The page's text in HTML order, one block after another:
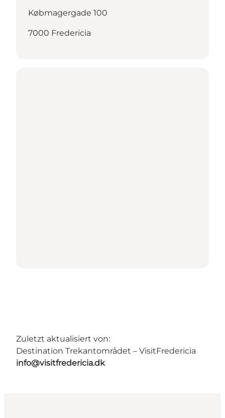
Købmagergade 100
7000 Fredericia
Zuletzt aktualisiert von:
Destination Trekantområdet – VisitFredericia
info@visitfredericia.dk